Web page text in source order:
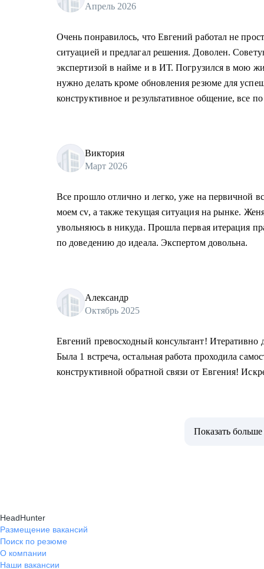
Апрель 2026
Очень понравилось, что Евгений работал не
ситуацией и предлагал решения. Доволен.
экспертизой в найме и в ИТ. Погрузился в мою
нужно делать кроме обновления резюме для
конструктивное и результативное общение, все по
Виктория
Март 2026
Все прошло отлично и легко, уже на первичной
моем cv, а также текущая ситуация на рынке.
увольняюсь в никуда. Прошла первая итерация
по доведению до идеала. Экспертом довольна.
Александр
Октябрь 2025
Евгений превосходный консультант! Итеративно
Была 1 встреча, остальная работа проходила
конструктивной обратной связи от Евгения!
Показать
HeadHunter
Размещение вакансий
Поиск по резюме
О компании
Наши вакансии